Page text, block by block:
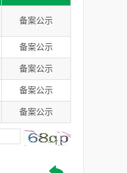
备案公示
备案公示
备案公示
备案公示
备案公示